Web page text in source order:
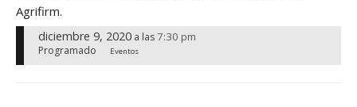
Agrifirm.
diciembre 9, 2020 a las7:30 pm
Programado Eventos